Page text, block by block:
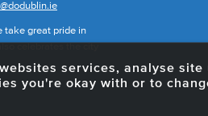
take great pride in
services, analyse site
you're okay with or to